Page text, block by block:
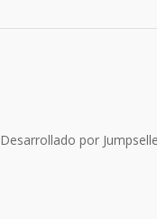
Desarrollado por